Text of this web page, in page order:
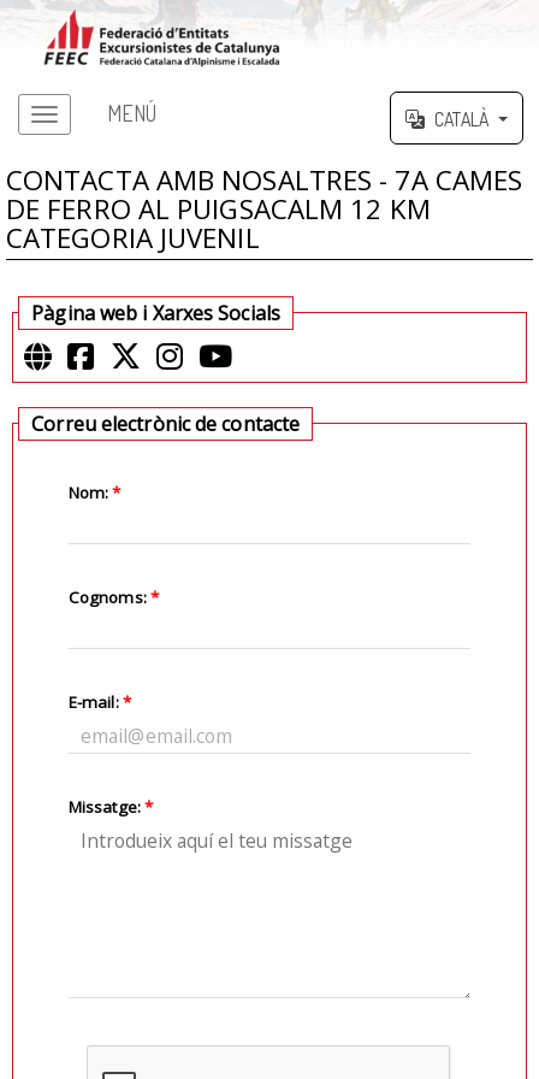
MENÚ CATALÀ
CONTACTA AMB NOSALTRES - 7A CAMES
DE FERRO AL PUIGSACALM 12 KM
CATEGORIA JUVENIL
Pàgina web i Xarxes Socials
Correu electrònic de contacte
Nom:*
Cognoms:*
E-mail:*
Missatge:*